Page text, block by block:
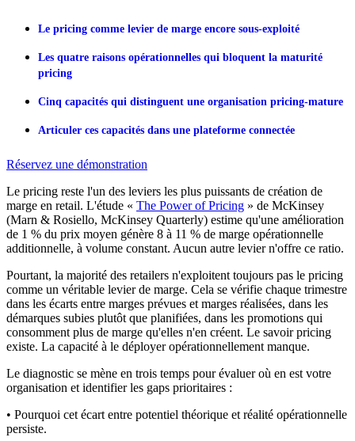
Le pricing comme levier de marge encore sous-exploité
Les quatre raisons opérationnelles qui bloquent la maturité
pricing
Cinq capacités qui distinguent une organisation pricing-mature
Articuler ces capacités dans une plateforme connectée
Réservez une démonstration
Le pricing reste l'un des leviers les plus puissants de création de
marge en retail. L'étude « The Power of Pricing » de McKinsey
(Marn & Rosiello, McKinsey Quarterly) estime qu'une amélioration
de 1 % du prix moyen génère 8 à 11 % de marge opérationnelle
additionnelle, à volume constant. Aucun autre levier n'offre ce ratio.
Pourtant, la majorité des retailers n'exploitent toujours pas le pricing
comme un véritable levier de marge. Cela se vérifie chaque trimestre
dans les écarts entre marges prévues et marges réalisées, dans les
démarques subies plutôt que planifiées, dans les promotions qui
consomment plus de marge qu'elles n'en créent. Le savoir pricing
existe. La capacité à le déployer opérationnellement manque.
Le diagnostic se mène en trois temps pour évaluer où en est votre
organisation et identifier les gaps prioritaires :
• Pourquoi cet écart entre potentiel théorique et réalité opérationnelle
persiste.